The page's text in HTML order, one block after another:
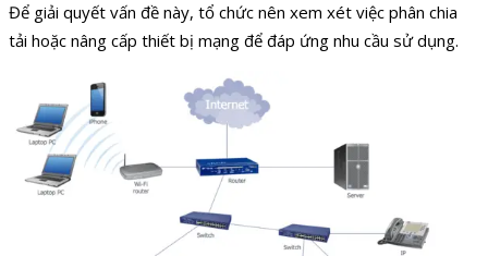
Để giải quyết vấn đề này, tổ chức nên xem xét việc phân chia
tải hoặc nâng cấp thiết bị mạng để đáp ứng nhu cầu sử dụng.